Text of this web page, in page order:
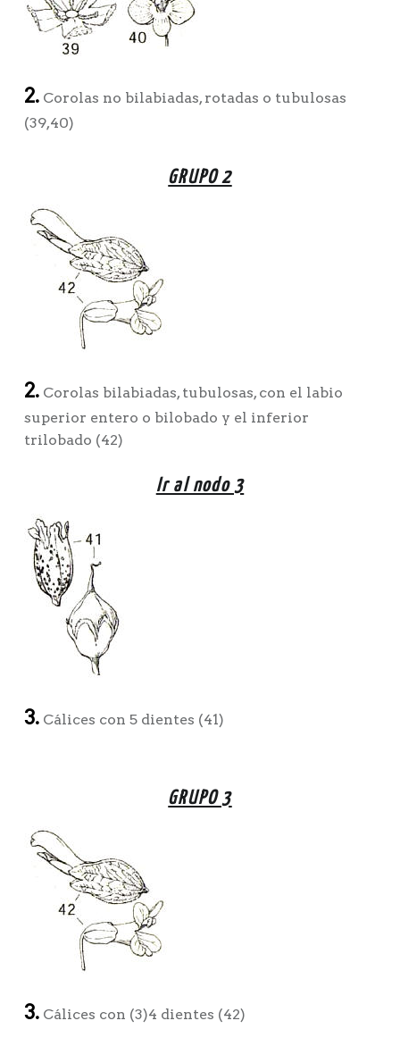
2.Corolas no bilabiadas, rotadas o tubulosas
(39,40)
GRUPO 2
2.Corolas bilabiadas, tubulosas, con el labio
superior entero o bilobado y el inferior
trilobado (42)
Ir al nodo 3
3.Cálices con 5 dientes (41)
GRUPO 3
3.Cálices con (3)4 dientes (42)